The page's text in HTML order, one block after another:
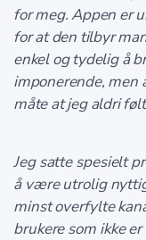
for meg. Appen er
for at den tilbyr
enkel og tydelig å
imponerende, men
måte at jeg aldri
Jeg satte spesielt
å være utrolig
minst overfylte
brukere som ikke